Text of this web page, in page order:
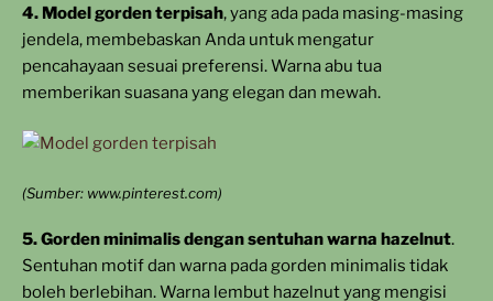
4. Model gorden terpisah, yang ada pada masing-masing
jendela, membebaskan Anda untuk mengatur
pencahayaan sesuai preferensi. Warna abu tua
memberikan suasana yang elegan dan mewah.
(Sumber: www.pinterest.com)
5. Gorden minimalis dengan sentuhan warna hazelnut.
Sentuhan motif dan warna pada gorden minimalis tidak
boleh berlebihan. Warna lembut hazelnut yang mengisi